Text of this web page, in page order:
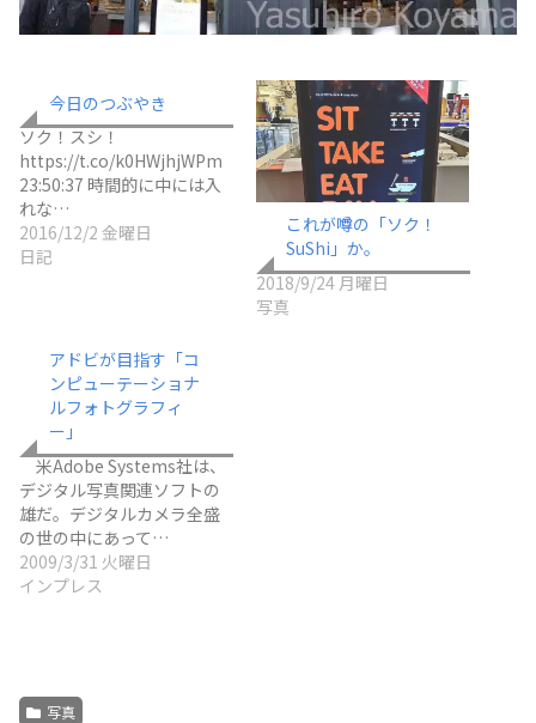
今日のつぶやき
ソク！スシ！
https://t.co/k0HWjhjWPm
23:50:37 時間的に中には入
れな…
2016/12/2 金曜日
日記
これが噂の「ソク！
SuShi」か。
2018/9/24 月曜日
写真
アドビが目指す「コ
ンピューテーショナ
ルフォトグラフィ
ー」
米Adobe Systems社は、
デジタル写真関連ソフトの
雄だ。デジタルカメラ全盛
の世の中にあって…
2009/3/31 火曜日
インプレス
写真